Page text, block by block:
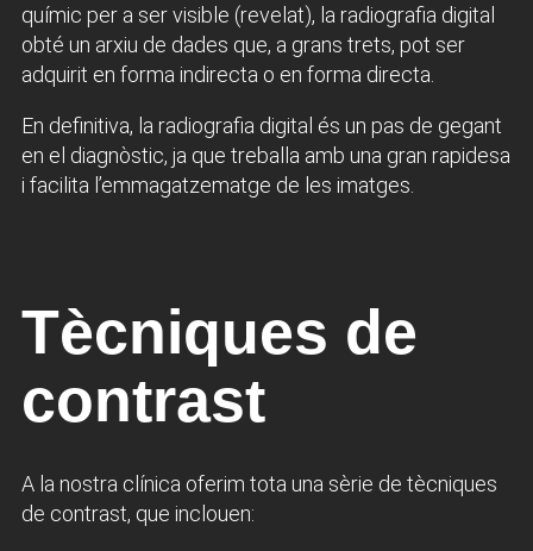
químic per a ser visible (revelat), la radiografia digital
obté un arxiu de dades que, a grans trets, pot ser
adquirit en forma indirecta o en forma directa.
En definitiva, la radiografia digital és un pas de gegant
en el diagnòstic, ja que treballa amb una gran rapidesa
i facilita l’emmagatzematge de les imatges.
Tècniques de
contrast
A la nostra clínica oferim tota una sèrie de tècniques
de contrast, que inclouen: